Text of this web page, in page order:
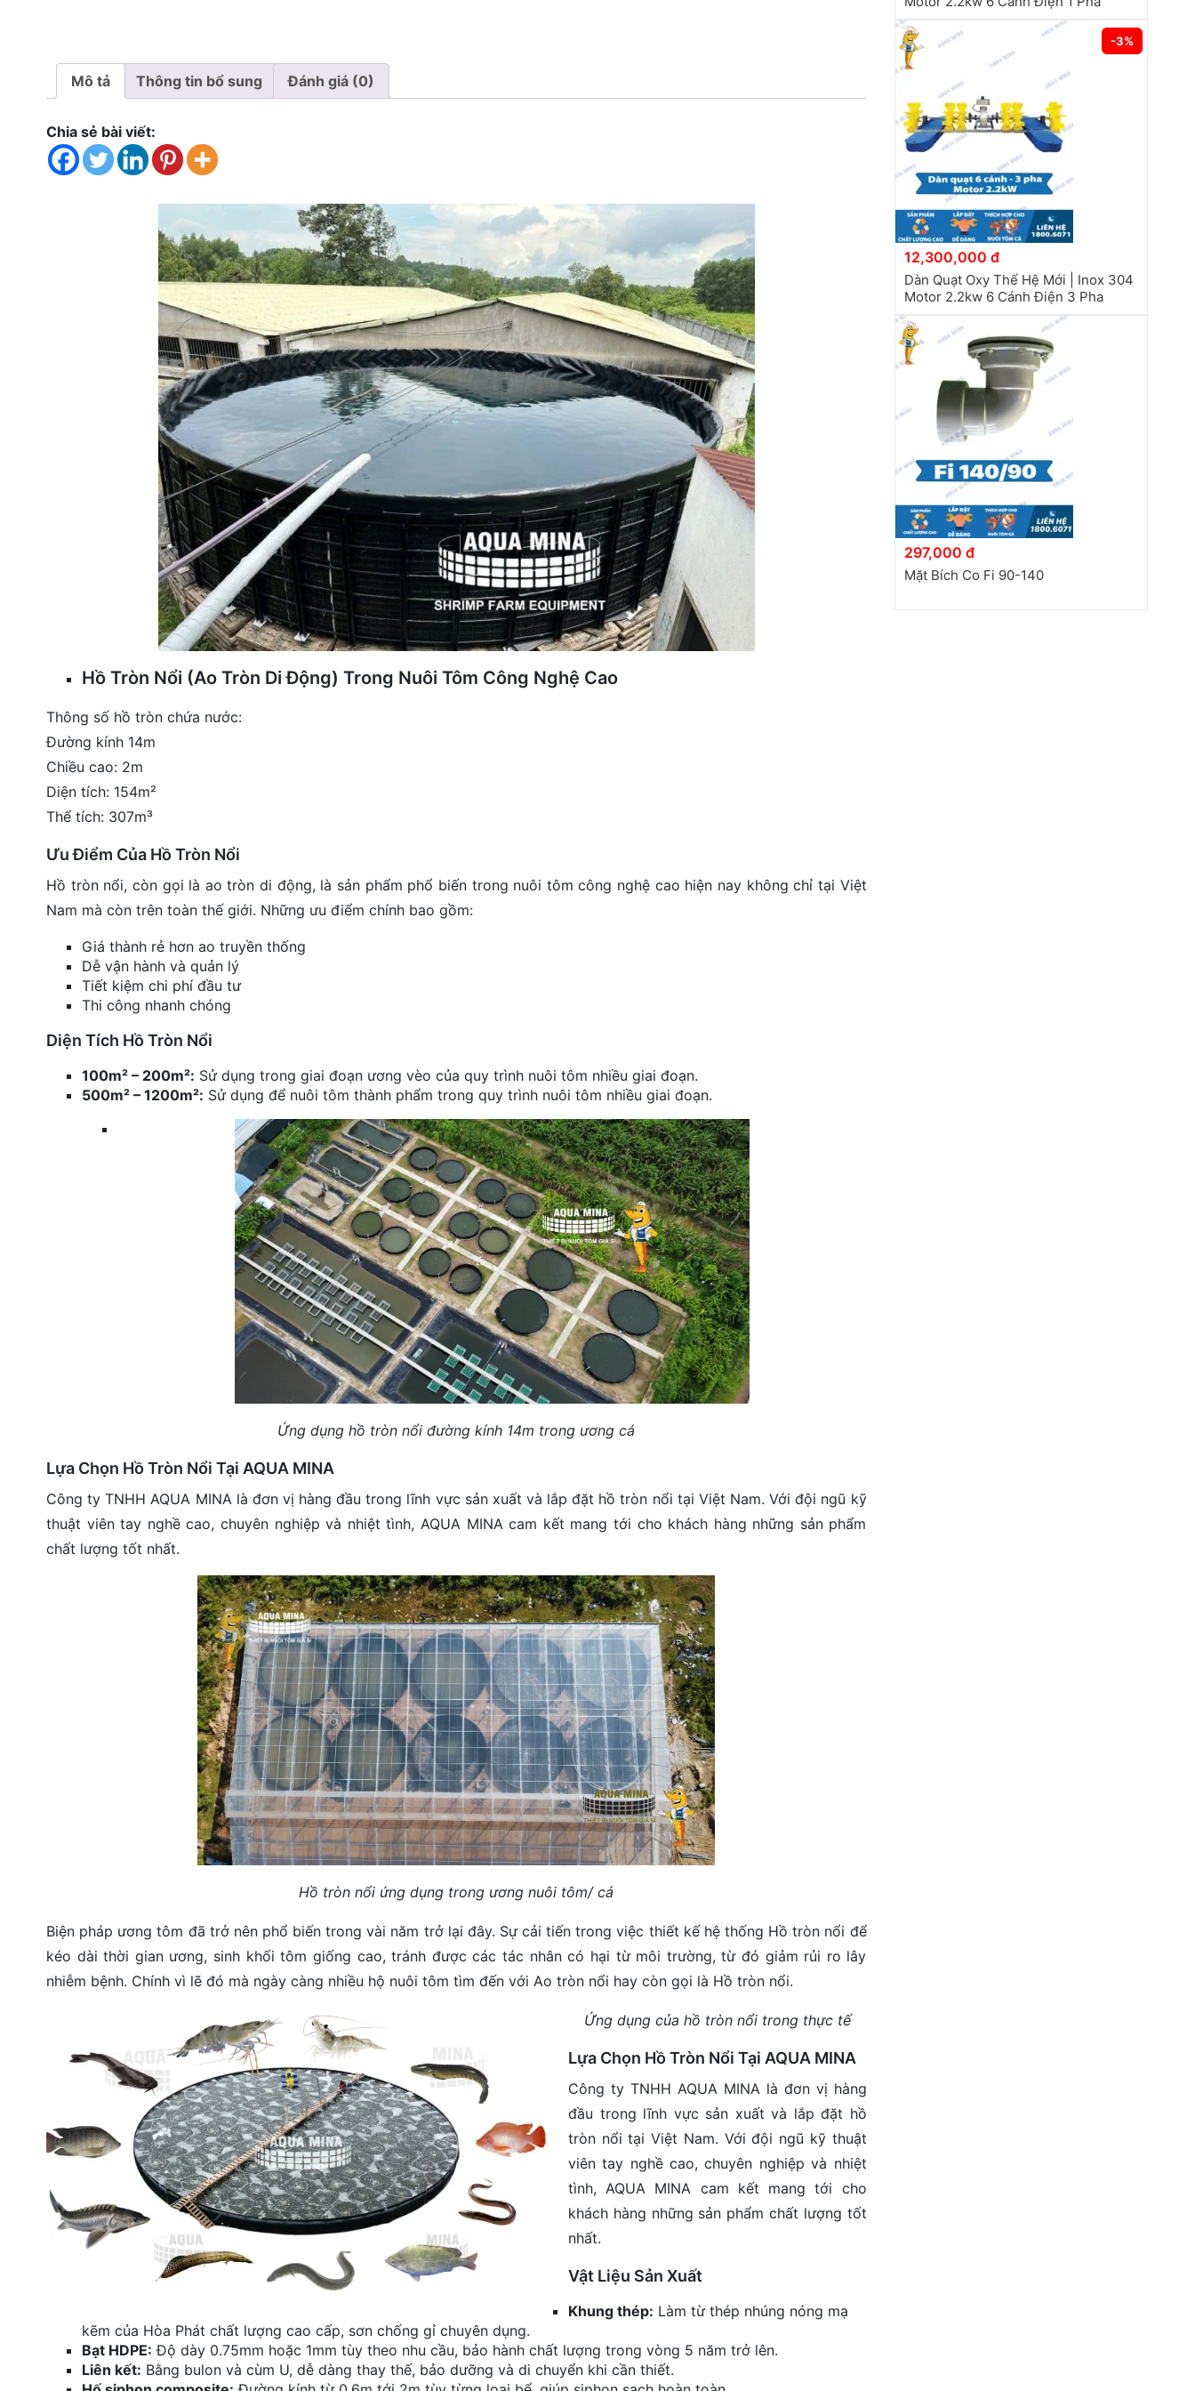
Mô tả Thông tin bổ sung Đánh giá (0)
Chia sẻ bài viết:
Hồ Tròn Nổi (Ao Tròn Di Động) Trong Nuôi Tôm Công Nghệ Cao
Thông số hồ tròn chứa nước:
Đường kính 14m
Chiều cao: 2m
Diện tích: 154m²
Thể tích: 307m³
Ưu Điểm Của Hồ Tròn Nổi
Hồ tròn nổi, còn gọi là ao tròn di động, là sản phẩm phổ biến trong nuôi tôm công nghệ cao hiện nay không chỉ tại Việt
Nam mà còn trên toàn thế giới. Những ưu điểm chính bao gồm:
Giá thành rẻ hơn ao truyền thống
Dễ vận hành và quản lý
Tiết kiệm chi phí đầu tư
Thi công nhanh chóng
Diện Tích Hồ Tròn Nổi
100m² – 200m²: Sử dụng trong giai đoạn ương vèo của quy trình nuôi tôm nhiều giai đoạn.
500m² – 1200m²: Sử dụng để nuôi tôm thành phẩm trong quy trình nuôi tôm nhiều giai đoạn.
Ứng dụng hồ tròn nổi đường kính 14m trong ương cá
Lựa Chọn Hồ Tròn Nổi Tại AQUA MINA
Công ty TNHH AQUA MINA là đơn vị hàng đầu trong lĩnh vực sản xuất và lắp đặt hồ tròn nổi tại Việt Nam. Với đội ngũ kỹ
thuật viên tay nghề cao, chuyên nghiệp và nhiệt tình, AQUA MINA cam kết mang tới cho khách hàng những sản phẩm
chất lượng tốt nhất.
Hồ tròn nổi ứng dụng trong ương nuôi tôm/ cá
Biện pháp ương tôm đã trở nên phổ biến trong vài năm trở lại đây. Sự cải tiến trong việc thiết kế hệ thống Hồ tròn nổi để
kéo dài thời gian ương, sinh khối tôm giống cao, tránh được các tác nhân có hại từ môi trường, từ đó giảm rủi ro lây
nhiễm bệnh. Chính vì lẽ đó mà ngày càng nhiều hộ nuôi tôm tìm đến với Ao tròn nổi hay còn gọi là Hồ tròn nổi.
Ứng dụng của hồ tròn nổi trong thực tế
Lựa Chọn Hồ Tròn Nổi Tại AQUA MINA
Công ty TNHH AQUA MINA là đơn vị hàng
đầu trong lĩnh vực sản xuất và lắp đặt hồ
tròn nổi tại Việt Nam. Với đội ngũ kỹ thuật
viên tay nghề cao, chuyên nghiệp và nhiệt
tình, AQUA MINA cam kết mang tới cho
khách hàng những sản phẩm chất lượng tốt
nhất.
Vật Liệu Sản Xuất
Khung thép: Làm từ thép nhúng nóng mạ
kẽm của Hòa Phát chất lượng cao cấp, sơn chống gỉ chuyên dụng.
Bạt HDPE: Độ dày 0.75mm hoặc 1mm tùy theo nhu cầu, bảo hành chất lượng trong vòng 5 năm trở lên.
Liên kết: Bằng bulon và cùm U, dễ dàng thay thế, bảo dưỡng và di chuyển khi cần thiết.
-3%
12,300,000 đ
Dàn Quạt Oxy Thế Hệ Mới | Inox 304
Motor 2.2kw 6 Cánh Điện 3 Pha
297,000 đ
Mặt Bích Co Fi 90-140